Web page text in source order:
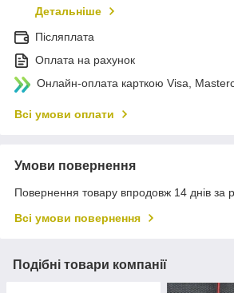
Детальніше
Післяплата
Оплата на рахунок
Онлайн-оплата карткою Visa,
Всі умови оплати
Умови повернення
Повернення товару впродовж 14 днів за
Всі умови повернення
Подібні товари компанії